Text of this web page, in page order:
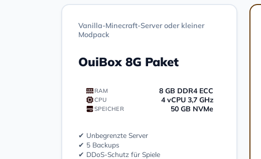
Vanilla-Minecraft-Server oder kleiner
Modpack
OuiBox 8G Paket
RAM 8 GB DDR4 ECC
CPU 4 vCPU 3,7 GHz
SPEICHER 50 GB NVMe
✔ Unbegrenzte Server
✔ 5 Backups
✔ DDoS-Schutz für Spiele